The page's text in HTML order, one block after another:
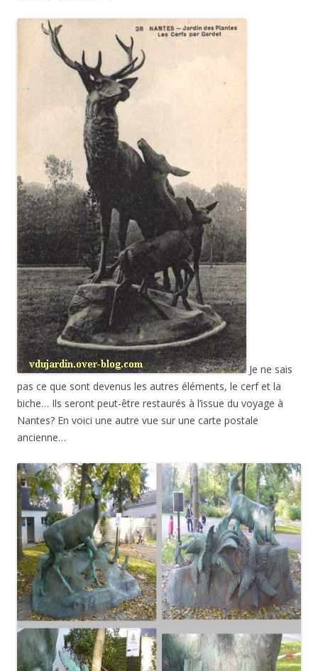
Je ne sais
pas ce que sont devenus les autres éléments, le cerf et la
biche… Ils seront peut-être restaurés à l’issue du voyage à
Nantes? En voici une autre vue sur une carte postale
ancienne…